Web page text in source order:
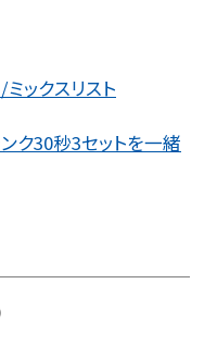
ックスリスト
ク30秒3セットを一緒